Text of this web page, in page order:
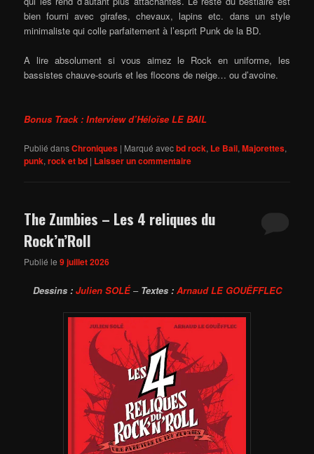
bien fourni avec girafes, chevaux, lapins etc. dans un style
minimaliste qui colle parfaitement à l’esprit Punk de la BD.
A lire absolument si vous aimez le Rock en uniforme, les
bassistes chauve-souris et les flocons de neige… ou d’avoine.
Bonus Track : Interview d’Héloïse LE BAIL
Publié dansChroniques | Marqué avecbd rock, Le Bail,Majorettes,
punk,rock et bd | Laisser un commentaire
The Zumbies – Les 4 reliques du
Rock’n’Roll
Publié le9 juillet 2026
Dessins : Julien SOLÉ– Textes : Arnaud LE GOUËFFLEC